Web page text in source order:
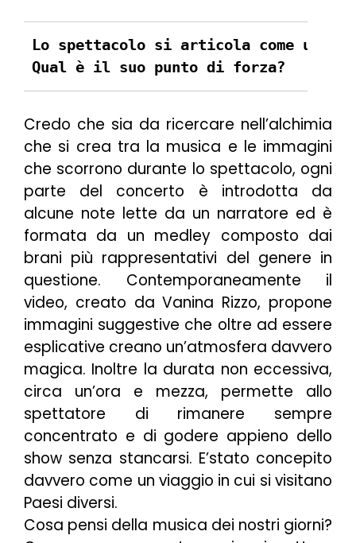
Lo spettacolo si articola come un
Qual è il suo punto di forza?
Credo che sia da ricercare nell’alchimia
che si crea tra la musica e le immagini
che scorrono durante lo spettacolo, ogni
parte del concerto è introdotta da
alcune note lette da un narratore ed è
formata da un medley composto dai
brani più rappresentativi del genere in
questione. Contemporaneamente il
video, creato da Vanina Rizzo, propone
immagini suggestive che oltre ad essere
esplicative creano un’atmosfera davvero
magica. Inoltre la durata non eccessiva,
circa un’ora e mezza, permette allo
spettatore di rimanere sempre
concentrato e di godere appieno dello
show senza stancarsi. E’stato concepito
davvero come un viaggio in cui si visitano
Paesi diversi.
Cosa pensi della musica dei nostri giorni?